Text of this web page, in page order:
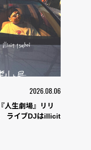
2026.08.06
人生劇場』リリ
ライブDJはillicit